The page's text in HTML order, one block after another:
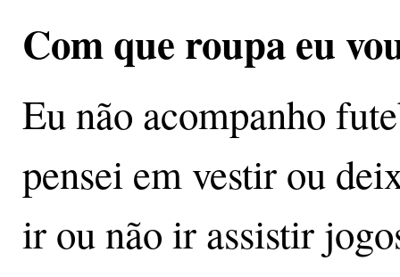
Com que roupa eu
Eu não acompanho
pensei em vestir ou
ir ou não ir assistir